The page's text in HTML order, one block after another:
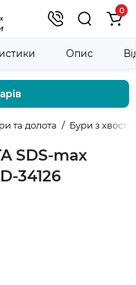
0
та долота Бури з
SDS-max
34126
Опис